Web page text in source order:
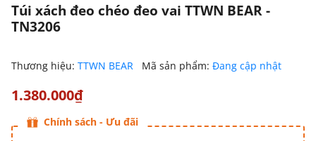
Túi xách đeo chéo đeo vai TTWN BEAR -
TN3206
Thương hiệu: TTWN BEAR Mã sản phẩm: Đang cập nhật
1.380.000₫
Chính sách - Ưu đãi